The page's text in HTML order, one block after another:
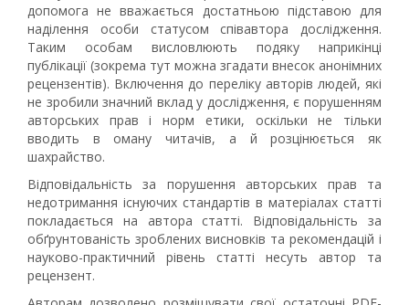
допомога не вважається достатньою підставою для
наділення особи статусом співавтора дослідження.
Таким особам висловлюють подяку наприкінці
публікації (зокрема тут можна згадати внесок анонімних
рецензентів). Включення до переліку авторів людей, які
не зробили значний вклад у дослідження, є порушенням
авторських прав і норм етики, оскільки не тільки
вводить в оману читачів, а й розцінюється як
шахрайство.
Відповідальність за порушення авторських прав та
недотримання існуючих стандартів в матеріалах статті
покладається на автора статті. Відповідальність за
обґрунтованість зроблених висновків та рекомендацій і
науково-практичний рівень статті несуть автор та
рецензент.